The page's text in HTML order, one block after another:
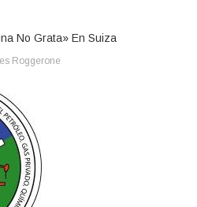
No Grata» En Suiza
Roggerone